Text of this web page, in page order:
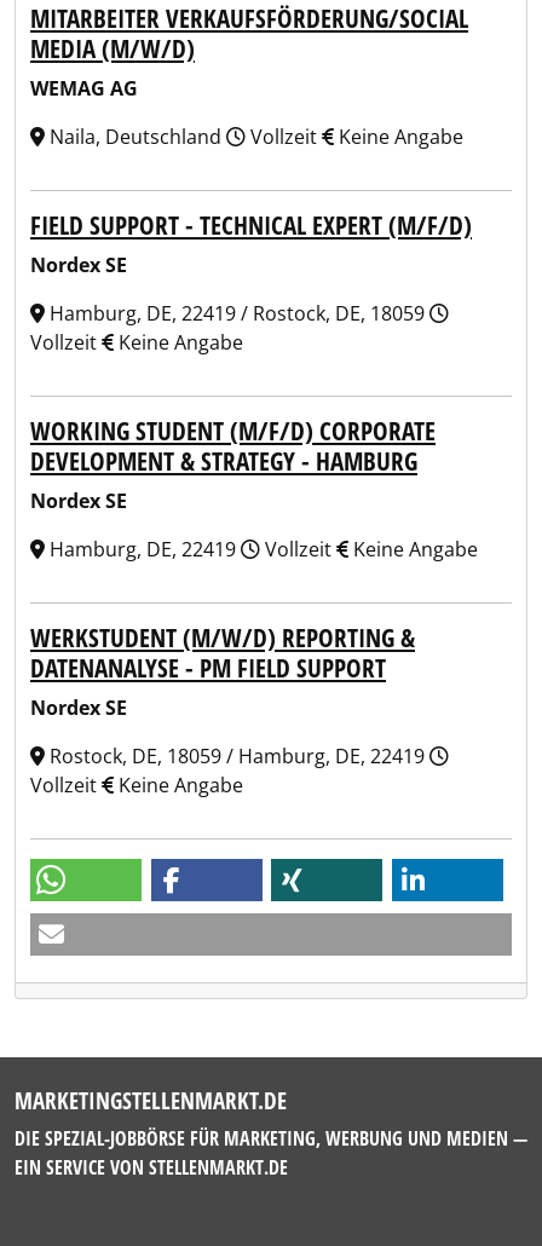
MITARBEITER VERKAUFSFÖRDERUNG/SOCIAL
MEDIA (M/W/D)
WEMAG AG
Naila, Deutschland
Vollzeit Keine Angabe
FIELD SUPPORT - TECHNICAL EXPERT (M/F/D)
Nordex SE
Hamburg, DE, 22419 / Rostock, DE, 18059
Vollzeit
Keine Angabe
WORKING STUDENT (M/F/D) CORPORATE
DEVELOPMENT & STRATEGY - HAMBURG
Nordex SE
Hamburg, DE, 22419
Vollzeit Keine Angabe
WERKSTUDENT (M/W/D) REPORTING &
DATENANALYSE - PM FIELD SUPPORT
Nordex SE
Rostock, DE, 18059 / Hamburg, DE, 22419
Vollzeit
Keine Angabe
MARKETINGSTELLENMARKT.DE
DIE SPEZIAL-JOBBÖRSE FÜR MARKETING, WERBUNG UND MEDIEN —
EIN SERVICE VON STELLENMARKT.DE